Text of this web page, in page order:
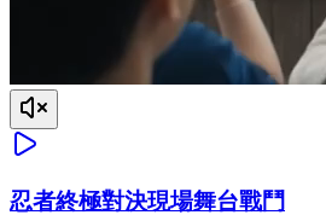
忍者終極對決現場舞台戰鬥